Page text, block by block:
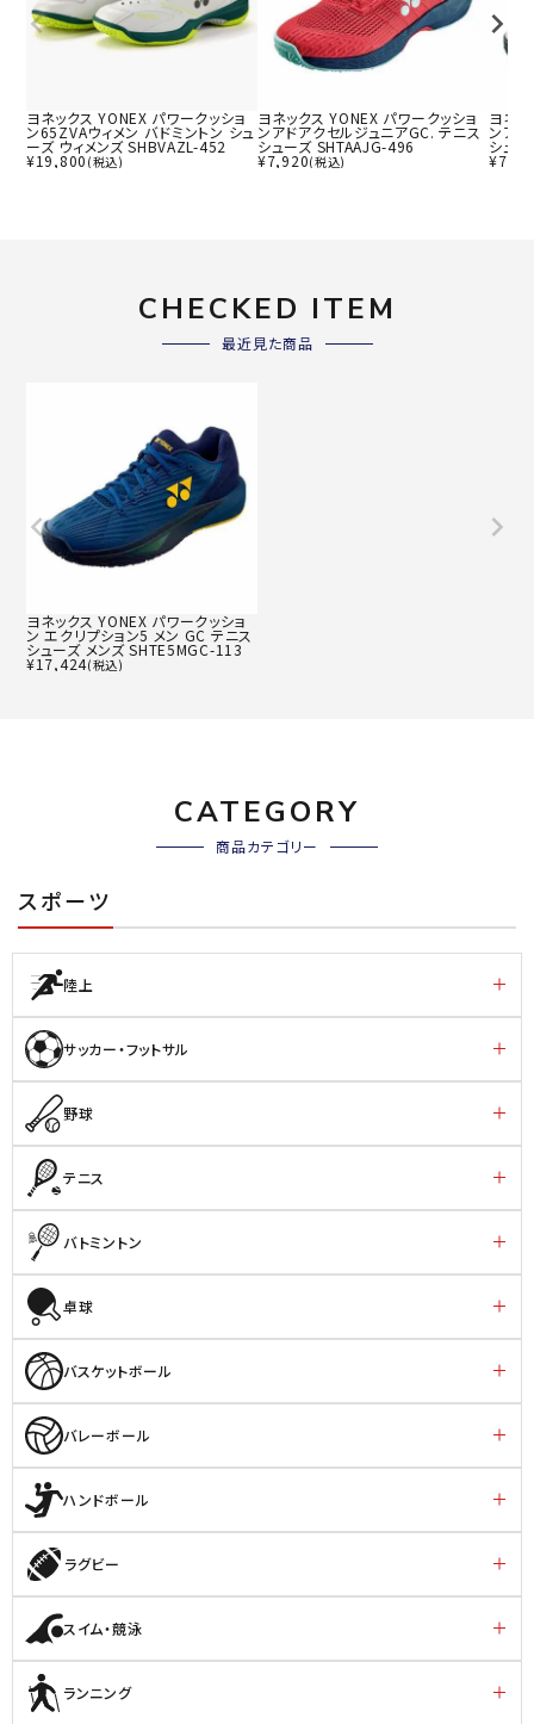
ヨネックス YONEX パワークッショ
ン65ZVAウィメン バドミントン シュ
ーズ ウィメンズ SHBVAZL-452
¥19,800(税込)
ヨネックス YONEX パワークッショ
ンアドアクセルジュニアGC. テニス
シューズ SHTAAJG-496
¥7,920(税込)
ヨネ
ンア
シュ
¥
CHECKED ITEM
最近見た商品
ヨネックス YONEX パワークッショ
ン エクリプション5 メン GC テニス
シューズ メンズ SHTE5MGC-113
¥17,424(税込)
CATEGORY
商品カテゴリー
スポーツ
陸上
サッカー・フットサル
野球
テニス
バトミントン
卓球
バスケットボール
バレーボール
ハンドボール
ラグビー
スイム・競泳
ランニング